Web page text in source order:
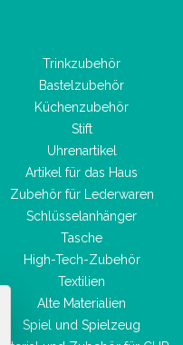
Trinkzubehör
Bastelzubehör
Küchenzubehör
Stift
Uhrenartikel
Artikel für das Haus
Zubehör für Lederwaren
Schlüsselanhänger
Tasche
High-Tech-Zubehör
Textilien
Alte Materialien
Spiel und Spielzeug